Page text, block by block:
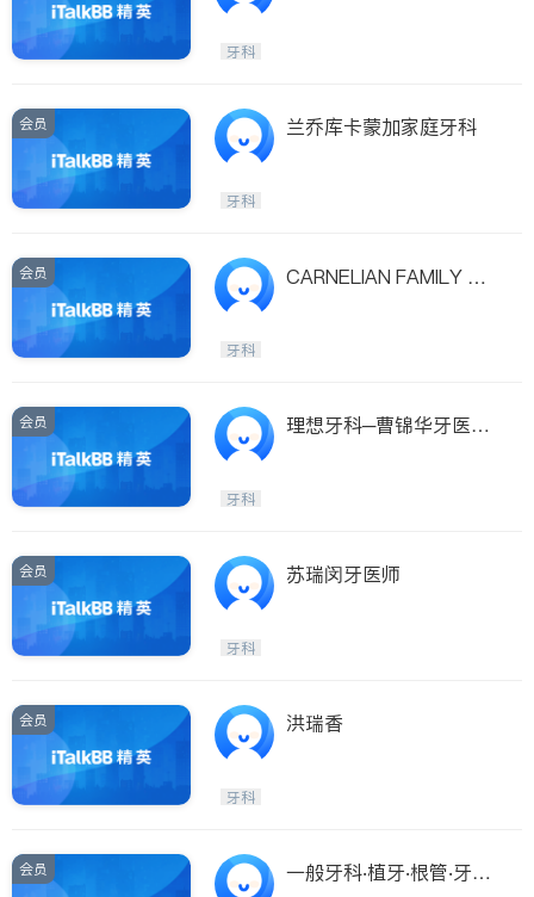
Riverside
Santa Barbara & Monterey
牙科
会员 兰乔库卡蒙加家庭牙科
牙科
会员
CARNELIAN FAMILY DE
牙科
会员
理想牙科─曹锦华牙医博
牙科
会员 苏瑞闵牙医师
牙科
会员 洪瑞香
牙科
会员
一般牙科‧植牙‧根管‧牙周